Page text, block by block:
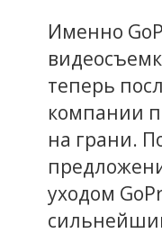
Именно
теперь
компании
на грани.
уходом